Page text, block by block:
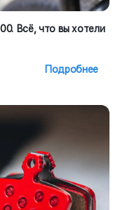
Всё, что вы хотели
Подробнее